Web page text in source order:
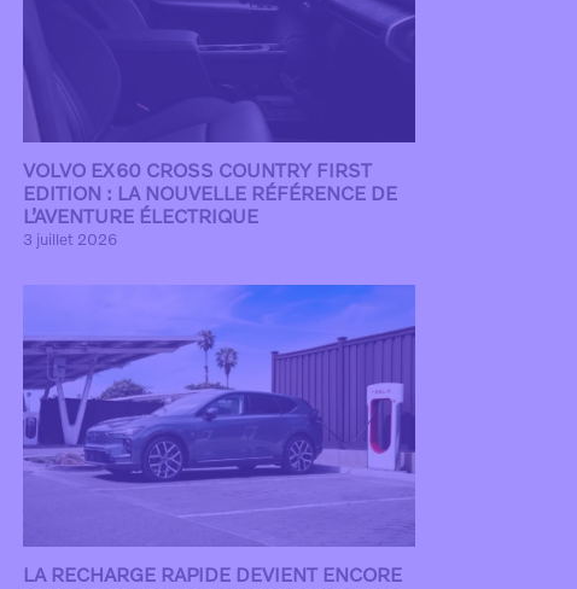
VOLVO EX60 CROSS COUNTRY FIRST
EDITION : LA NOUVELLE RÉFÉRENCE DE
L’AVENTURE ÉLECTRIQUE
3 juillet 2026
LA RECHARGE RAPIDE DEVIENT ENCORE